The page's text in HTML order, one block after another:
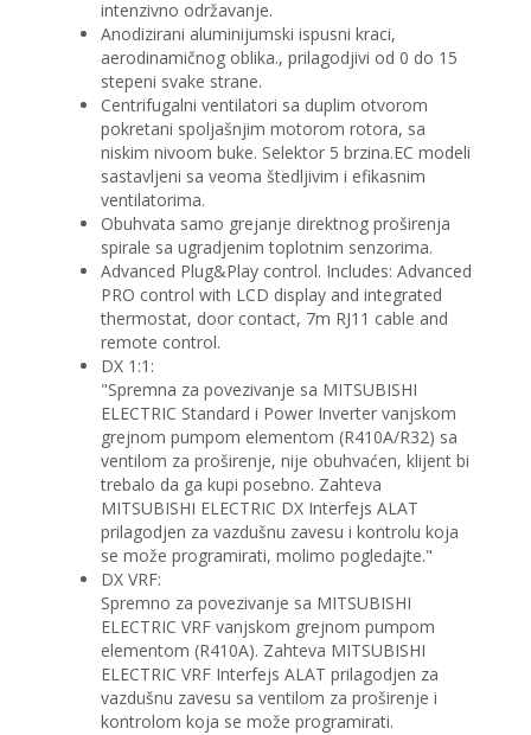
intenzivno održavanje.
Anodizirani aluminijumski ispusni kraci,
aerodinamičnog oblika., prilagodjivi od 0 do 15
stepeni svake strane.
Centrifugalni ventilatori sa duplim otvorom
pokretani spoljašnjim motorom rotora, sa
niskim nivoom buke. Selektor 5 brzina.EC modeli
sastavljeni sa veoma štedljivim i efikasnim
ventilatorima.
Obuhvata samo grejanje direktnog proširenja
spirale sa ugradjenim toplotnim senzorima.
Advanced Plug&Play control. Includes: Advanced
PRO control with LCD display and integrated
thermostat, door contact, 7m RJ11 cable and
remote control.
DX 1:1:
"Spremna za povezivanje sa MITSUBISHI
ELECTRIC Standard i Power Inverter vanjskom
grejnom pumpom elementom (R410A/R32) sa
ventilom za proširenje, nije obuhvaćen, klijent bi
trebalo da ga kupi posebno. Zahteva
MITSUBISHI ELECTRIC DX Interfejs ALAT
prilagodjen za vazdušnu zavesu i kontrolu koja
se može programirati, molimo pogledajte."
DX VRF:
Spremno za povezivanje sa MITSUBISHI
ELECTRIC VRF vanjskom grejnom pumpom
elementom (R410A). Zahteva MITSUBISHI
ELECTRIC VRF Interfejs ALAT prilagodjen za
vazdušnu zavesu sa ventilom za proširenje i
kontrolom koja se može programirati.